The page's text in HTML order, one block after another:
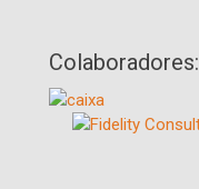
Colaboradores: